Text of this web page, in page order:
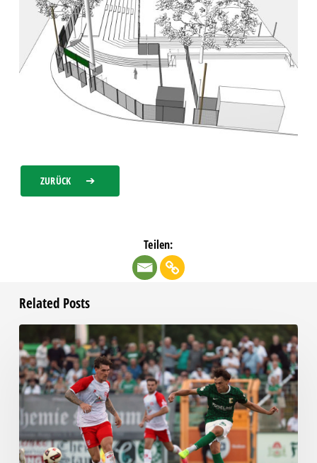
ZURÜCK
Teilen:
Related Posts
Pleite:
Chemie
kassiert
späten
Knockout
gegen
Halle